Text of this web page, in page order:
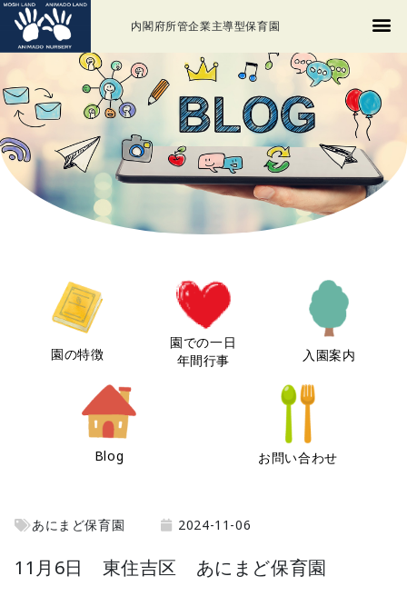
内閣府所管企業主導型保育園
園の特徴
園での一日
年間行事
入園案内
Blog お問い合わせ
あにまど保育園 2024-11-06
11月6日 東住吉区 あにまど保育園